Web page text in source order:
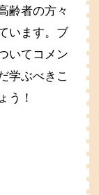
齢者の方々
います。ブ
いてコメン
学ぶべきこ
う！